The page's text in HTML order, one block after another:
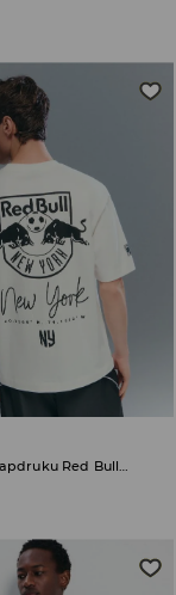
T krekls ar apdruku Red Bulls Major League Soccer